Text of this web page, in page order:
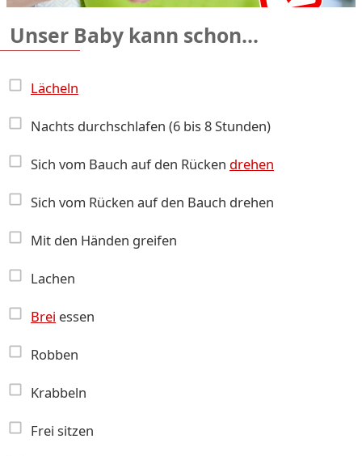
Unser Baby kann schon...
Lächeln
Nachts durchschlafen (6 bis 8 Stunden)
Sich vom Bauch auf den Rücken drehen
Sich vom Rücken auf den Bauch drehen
Mit den Händen greifen
Lachen
Brei essen
Robben
Krabbeln
Frei sitzen